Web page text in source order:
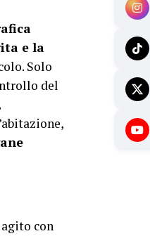
e la
Solo
del
con